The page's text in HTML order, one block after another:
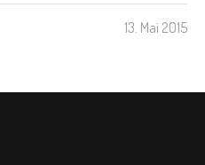
13. Mai 2015